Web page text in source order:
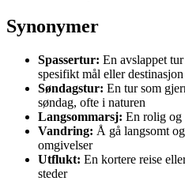
Synonymer
Spassertur: En avslappet
spesifikt mål eller destinasjon
Søndagstur: En tur som
søndag, ofte i naturen
Langsommarsj: En rolig og
Vandring: Å gå langsomt
omgivelser
Utflukt: En kortere reise
steder